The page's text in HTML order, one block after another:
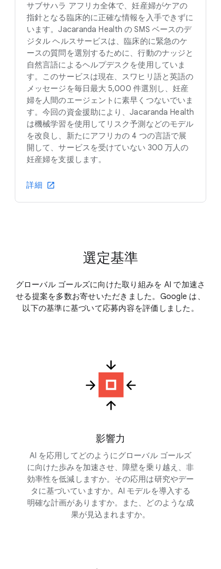
サブサハラ アフリカ全体で、妊産婦がケアの
指針となる臨床的に正確な情報を入手できずに
います。Jacaranda Health の SMS ベースのデ
ジタル ヘルスサービスは、臨床的に緊急のケ
ースの質問を選別するために、行動のナッジと
自然言語によるヘルプデスクを使用していま
す。このサービスは現在、スワヒリ語と英語の
メッセージを毎日最大 5,000 件選別し、妊産
婦を人間のエージェントに素早くつないでいま
す。今回の資金援助により、Jacaranda Health
は機械学習を使用してリスク予測などのモデル
を改良し、新たにアフリカの 4 つの言語で展
開して、サービスを受けていない 300 万人の
妊産婦を支援します。
詳細
選定基準
グローバル ゴールズに向けた取り組みを AI で加速さ
せる提案を多数お寄せいただきました。Google は、
以下の基準に基づいて応募内容を評価しました。
影響力
AI を応用してどのようにグローバル ゴールズ
に向けた歩みを加速させ、障壁を乗り越え、非
効率性を低減しますか。その応用は研究やデー
タに基づいていますか。AI モデルを導入する
明確な計画がありますか。また、どのような成
果が見込まれますか。